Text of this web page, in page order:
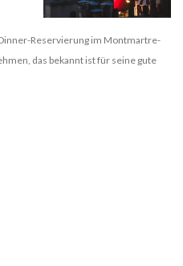
Reservierung im Montmartre-
das bekannt ist für seine gute